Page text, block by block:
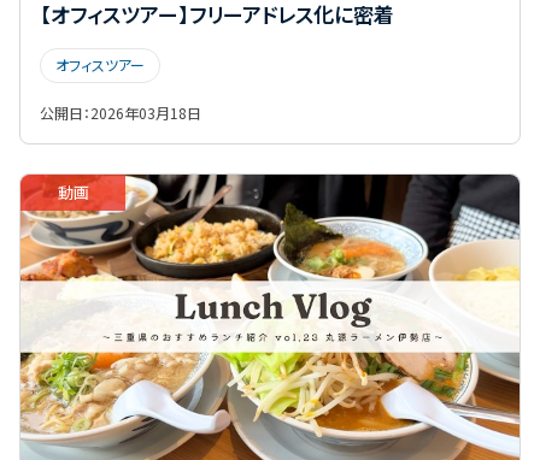
【オフィスツアー】フリーアドレス化に密着
オフィスツアー
公開日：2026年03月18日
動画